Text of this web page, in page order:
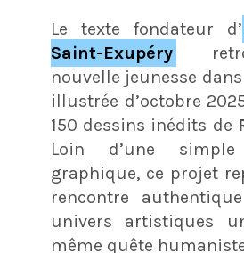
Le texte fondateur d’
Saint-Exupéry
nouvelle jeunesse
illustrée d’octobre
150 dessins inédits de
Loin d’une simple
graphique, ce projet
rencontre
univers artistiques
même quête